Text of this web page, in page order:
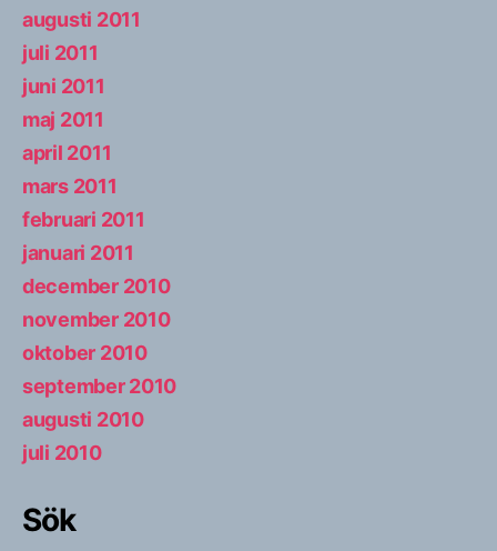
augusti 2011
juli 2011
juni 2011
maj 2011
april 2011
mars 2011
februari 2011
januari 2011
december 2010
november 2010
oktober 2010
september 2010
augusti 2010
juli 2010
Sök